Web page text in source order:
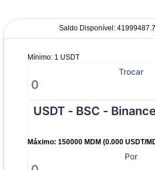
Saldo Disponível:
Mínimo: 1 USDT
Trocar
Máximo: 150000 MDM (0.000 USDT/
Por